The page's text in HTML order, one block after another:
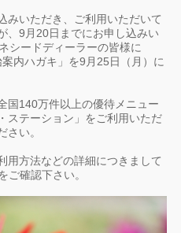
みいただき、ご利用いただいて
、9月20日までにお申し込みい
シードディーラーの皆様に
案内ハガキ」を9月25日（月）に
国140万件以上の優待メニュー
ステーション」をご利用いただ
さい。
用方法などの詳細につきまして
ご確認下さい。